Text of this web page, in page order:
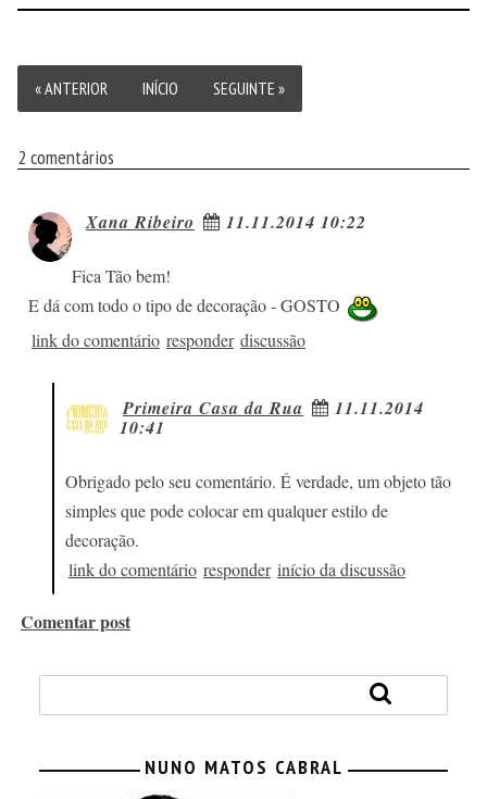
« ANTERIOR INÍCIO SEGUINTE »
2 comentários
Xana Ribeiro 11.11.2014 10:22
Fica Tão bem!
E dá com todo o tipo de decoração - GOSTO
link do comentário responder discussão
Primeira Casa da Rua
11.11.2014
10:41
Obrigado pelo seu comentário. É verdade, um objeto tão
simples que pode colocar em qualquer estilo de
decoração.
link do comentário responder início da discussão
Comentar post
NUNO MATOS CABRAL